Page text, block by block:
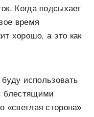
Когда подсыхает
время
хорошо, а это как
использовать
блестящими
«светлая сторона»